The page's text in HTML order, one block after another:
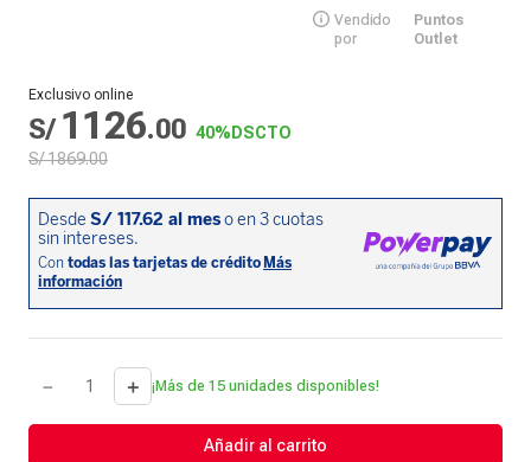
Vendido
por
Puntos
Outlet
Exclusivo online
S/ 1126.00 40% DSCTO
S/1869.00
＋
－ ¡Más de 15 unidades disponibles!
Añadir al carrito